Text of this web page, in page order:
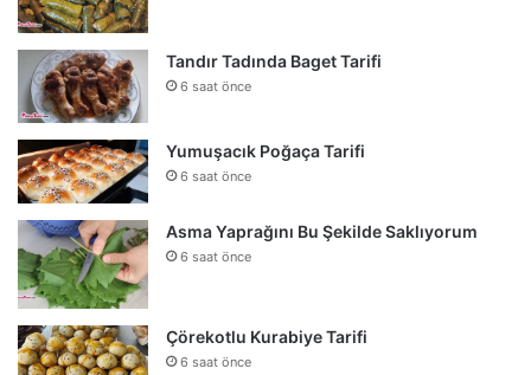
Tandır Tadında Baget Tarifi
6 saat önce
Yumuşacık Poğaça Tarifi
6 saat önce
Asma Yaprağını Bu Şekilde Saklıyorum
6 saat önce
Çörekotlu Kurabiye Tarifi
6 saat önce